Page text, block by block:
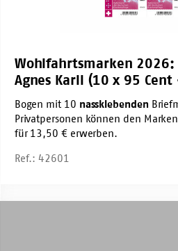
Wohlfahrtsmarken 2026:
Agnes Karll (10 x 95 Cent
Bogen mit 10 nassklebenden
Privatpersonen können den
für 13,50 € erwerben.
Ref.: 42601
Cent)